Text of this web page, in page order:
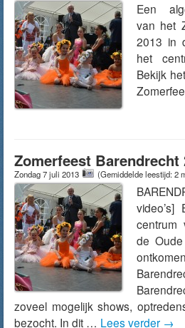
Een
van het
2013 in
het
Bekijk
Zomerfeest Barendrecht
Zondag 7 juli 2013 (Gemiddelde leestijd: 2
centrum
de
zoveel mogelijk shows,
bezocht. In dit … Lees verder →